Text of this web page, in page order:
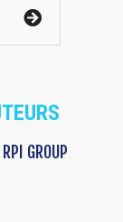
GROUP